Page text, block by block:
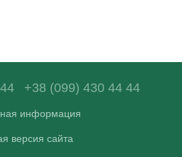
+38 (099) 430 44 44
информация
версия сайта